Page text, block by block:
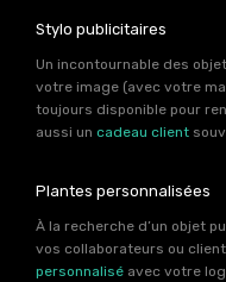
Stylo publicitaires
Un incontournable des
votre image (avec votre
toujours disponible pour
aussi un cadeau client
Plantes personnalisées
À la recherche d’un objet
vos collaborateurs ou
personnalisé avec votre